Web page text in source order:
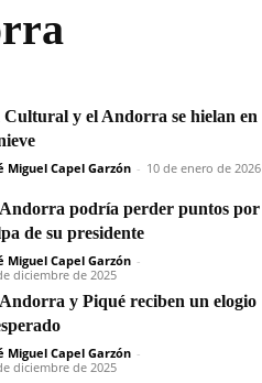
y el Andorra se hielan en
Miguel Capel Garzón - 10 de enero de 2026
podría perder puntos por
de su presidente
Miguel Capel Garzón -
diciembre de 2025
y Piqué reciben un elogio
Miguel Capel Garzón -
diciembre de 2025